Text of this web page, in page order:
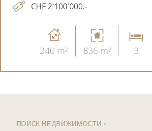
CHF 2'100'000.-
240 m² 836 m² 3
ПОИСК НЕДВИЖИМОСТИ